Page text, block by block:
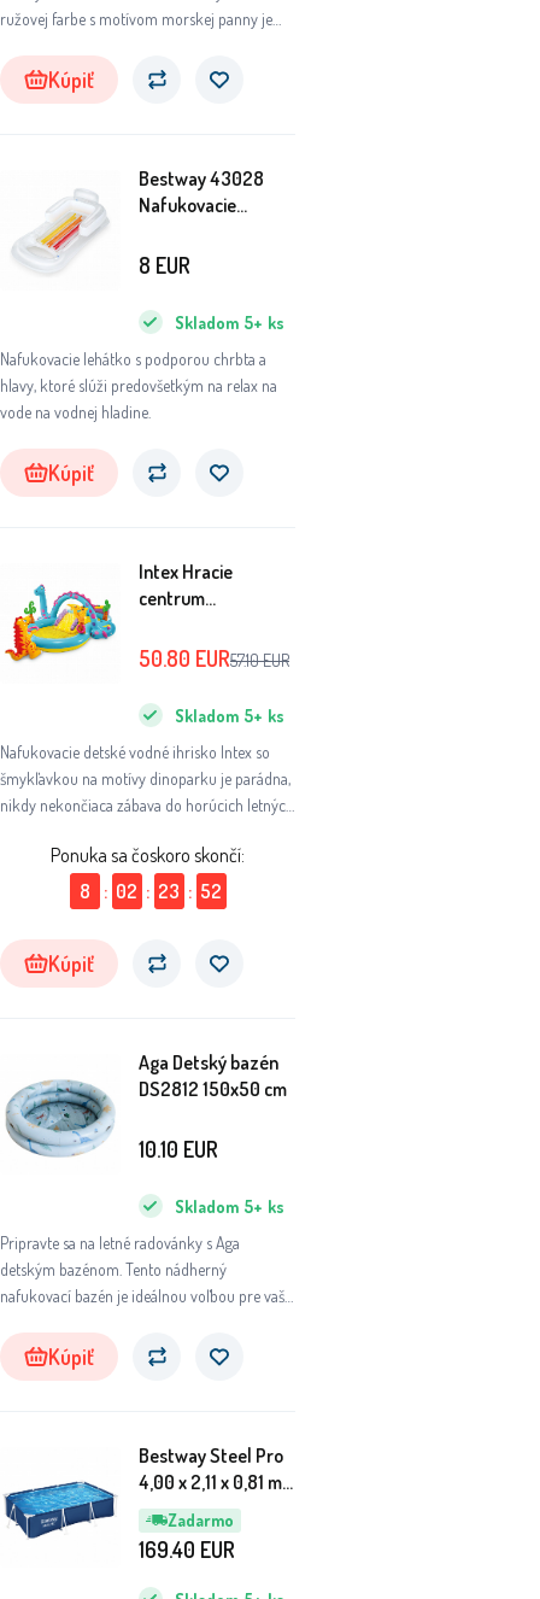
ružovej farbe s motívom morskej panny je
radovánky.Kúpiť
Bestway 43028
Nafukovacie
operadlom
Nafukovacie lehátko s podporou chrbta a
hlavy, ktoré slúži predovšetkým na relax na
vode na vodnej hladine.
Skladom 5+ ks
8 EUR
Kúpiť
Intex Hracie
centrum
Dinoland 57135NP
Nafukovacie detské vodné ihrisko Intex so
šmykľavkou na motívy dinoparku je parádna,
nikdy nekončiaca zábava do horúcich letných
Skladom 5+ ks
50.80 EUR57.10EUR
Ponuka sa čoskoro skončí:
8
: 02 : 23 : 51
Kúpiť
Aga Detský bazén
DS2812 150x50 cm
Pripravte sa na letné radovánky s Aga
detským bazénom. Tento nádherný
nafukovací bazén je ideálnou voľbou pre vaše
záhrade.
Skladom 5+ ks
10.10 EUR
Kúpiť
Zadarmo
Bestway Steel Pro
4,00 x 2,11 x 0,81 m
56405
169.40 EUR